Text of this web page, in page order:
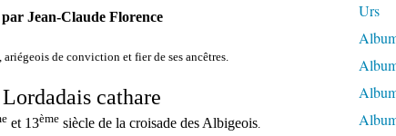
Jean-Claude Florence
de conviction et fier de ses ancêtres.
cathare
et 13èmesiècle de la croisade des Albigeois.
Urs